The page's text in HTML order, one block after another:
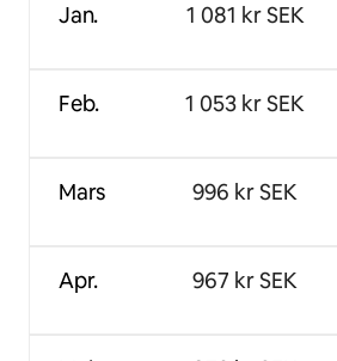
Jan.
Feb.
Mars
Apr.
1 081 kr SEK
1 053 kr SEK
996 kr SEK
967 kr SEK